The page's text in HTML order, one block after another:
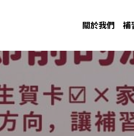
關於我們 補